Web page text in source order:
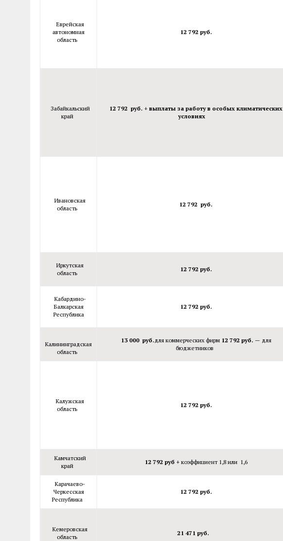
Еврейская
автономная
область
12 792 руб.
Забайкальский
край
12 792 руб. + выплаты за работу в особых климатических
условиях
Ивановская
область
12 792 руб.
Иркутская
область
12 792 руб.
Кабардино-
Балкарская
Республика
12 792 руб.
Калининградская
область
13 000 руб.для коммерческих фирм 12 792 руб. — для
бюджетников
Калужская
область
12 792 руб.
Камчатский
край
12 792 руб + коэффициент 1,8 или 1,6
Карачаево-
Черкесская
Республика
12 792 руб.
Кемеровская
область
21 471 руб.